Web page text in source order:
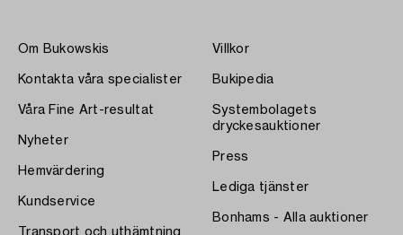
Om Bukowskis
Kontakta våra specialister
Våra Fine Art-resultat
Nyheter
Hemvärdering
Kundservice
Transport och uthämtning
Villkor
Bukipedia
Systembolagets
dryckesauktioner
Press
Lediga tjänster
Bonhams - Alla auktioner